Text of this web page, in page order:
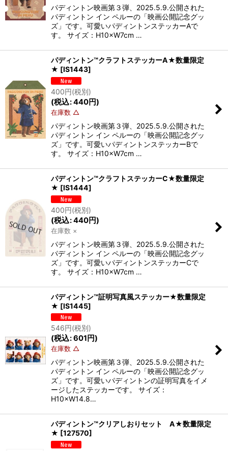
パディントン映画第３弾、2025.5.9.公開された
パディントン イン ペルーの「映画公開記念グッ
ズ」です。可愛いパディントンステッカーAで
す。 サイズ：H10×W7cm …
パディントン™クラフトステッカーA★数量限定
★ [IS1443]
400円(税別)
(税込:440円)
在庫数 △
パディントン映画第３弾、2025.5.9.公開された
パディントン イン ペルーの「映画公開記念グッ
ズ」です。可愛いパディントンステッカーBで
す。 サイズ：H10×W7cm …
パディントン™クラフトステッカーC★数量限定
★ [IS1444]
400円(税別)
(税込:440円)
在庫数 ×
パディントン映画第３弾、2025.5.9.公開された
パディントン イン ペルーの「映画公開記念グッ
ズ」です。可愛いパディントンステッカーCで
す。 サイズ：H10×W7cm …
パディントン™証明写真風ステッカー★数量限定
★ [IS1445]
546円(税別)
(税込:601 円)
在庫数 △
パディントン映画第３弾、2025.5.9.公開された
パディントン イン ペルーの「映画公開記念グッ
ズ」です。可愛いパディントンの証明写真をイメ
ージしたステッカーです。 サイズ：
H10×W14.8…
パディントン™クリアしおりセット A★数量限定
★ [127570]